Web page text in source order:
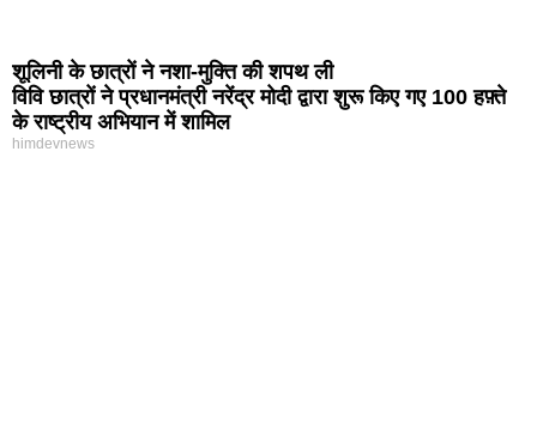
शूलिनी के छात्रों ने नशा-मुक्ति की शपथ ली
विवि छात्रों ने प्रधानमंत्री नरेंद्र मोदी द्वारा शुरू किए गए 100 हफ़्ते
के राष्ट्रीय अभियान में शामिल
himdevnews